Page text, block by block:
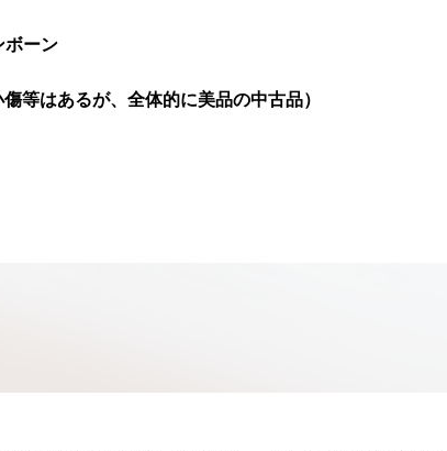
ボーン
傷等はあるが、全体的に美品の中古品）